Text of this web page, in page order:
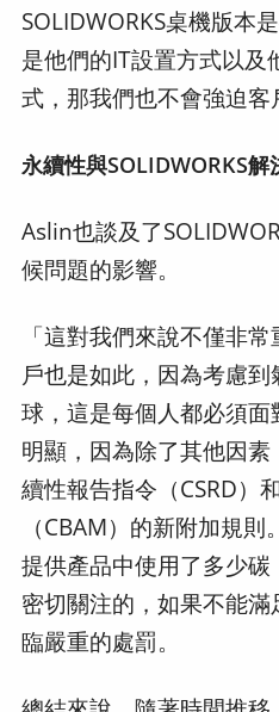
SOLIDWORKS桌機版本
是他們的IT設置方式以
式，那我們也不會強迫客
永續性與SOLIDWORKS解
Aslin也談及了
候問題的影響。
「這對我們來說不僅非
戶也是如此，因為考慮
球，這是每個人都必須
明顯，因為除了其他因
續性報告指令（CSRD）
（CBAM）的新附加規
提供產品中使用了多少
密切關注的，如果不能
臨嚴重的處罰。